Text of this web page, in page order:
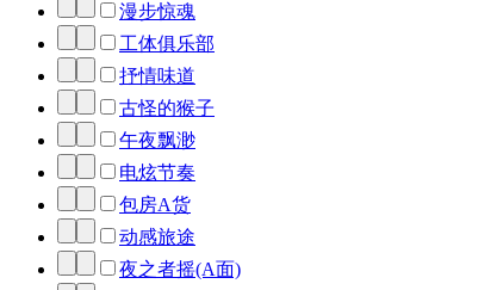
漫步惊魂
工体俱乐部
抒情味道
古怪的猴子
午夜飘渺
电炫节奏
包房A货
动感旅途
夜之者摇(A面)